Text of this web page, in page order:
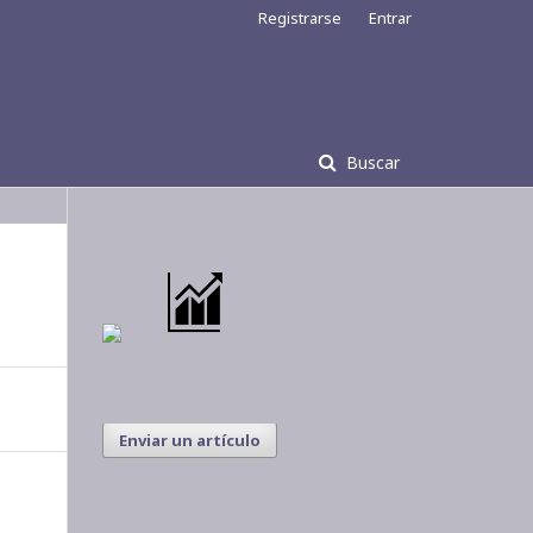
Buscar
Registrarse Entrar
Enviar un artículo